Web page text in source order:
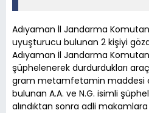
Adıyaman İl Jandarma
uyuşturucu bulunan 2 kişiyi
Adıyaman İl Jandarma
şüphelenerek durdurdukları
gram metamfetamin maddesi
bulunan A.A. ve N.G. isimli
alındıktan sonra adli